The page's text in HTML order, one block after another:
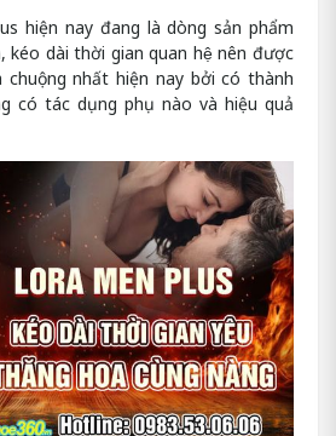
hiện nay đang là dòng sản phẩm
kéo dài thời gian quan hệ nên được
nhất hiện nay bởi có thành
có tác dụng phụ nào và hiệu quả